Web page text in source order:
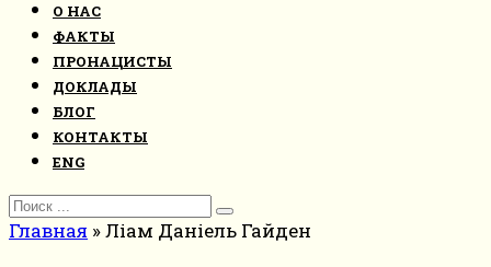
О НАС
ФАКТЫ
ПРОНАЦИСТЫ
ДОКЛАДЫ
БЛОГ
КОНТАКТЫ
ENG
Search
for:
Главная »Ліам Даніель Гайден